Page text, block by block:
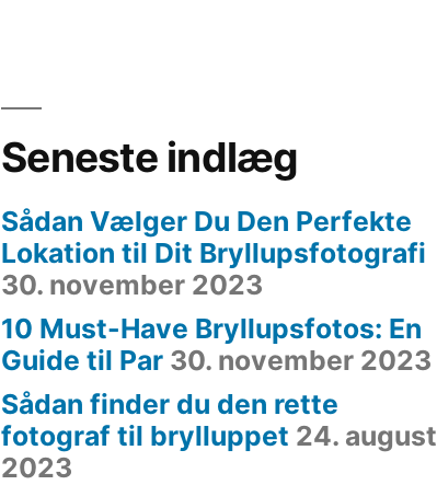
Seneste indlæg
Sådan Vælger Du Den Perfekte
Lokation til Dit Bryllupsfotografi
30. november 2023
10 Must-Have Bryllupsfotos: En
Guide til Par 30. november 2023
Sådan finder du den rette
fotograf til brylluppet 24. august
2023